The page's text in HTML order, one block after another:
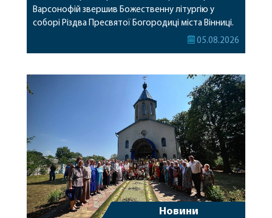
Варсонофій звершив Божественну літургію у
соборі Різдва Пресвятої Богородиці міста Вінниці.
Його Високопреосвященству співслужили
священному сані. Під час богослужіння підносилися
особливі молитви за мир в Україні, за воїнів, які
05.08.2026
Новини